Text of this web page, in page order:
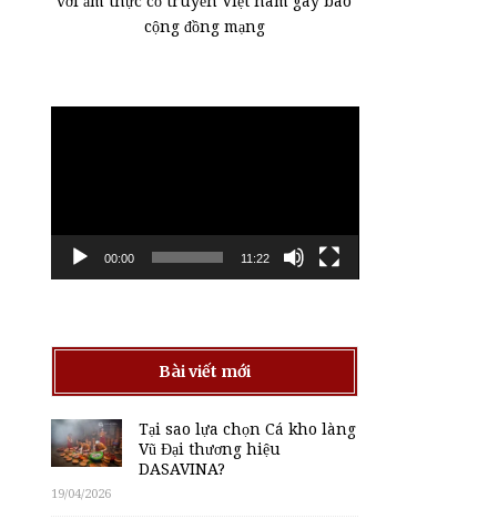
cộng đồng mạng
00:00 11:22
Bài viết mới
Tại sao lựa chọn Cá kho làng
Vũ Đại thương hiệu
DASAVINA?
19/04/2026